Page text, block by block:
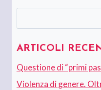
ARTICOLI
Questione di “primi
Violenza di genere.